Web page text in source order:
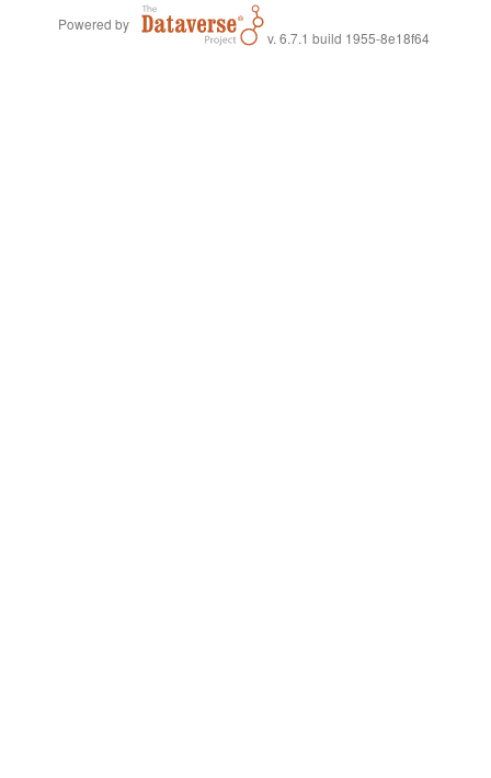
Powered by
v. 6.7.1 build 1955-8e18f64